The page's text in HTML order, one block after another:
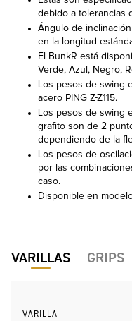
debido a tolerancias
Ángulo de
en la longitud
El BunkR está
Verde, Azul, Negro,
Los pesos de swing
acero PING Z-Z115.
Los pesos de swing
grafito son de 2
dependiendo de la
Los pesos de
por las
caso.
Disponible en
VARILLAS GRIPS
VARILLA